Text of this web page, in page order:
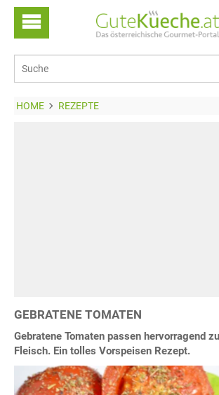
HOME REZEPTE
GEBRATENE TOMATEN
Gebratene Tomaten passen hervorragend
Fleisch. Ein tolles Vorspeisen Rezept.